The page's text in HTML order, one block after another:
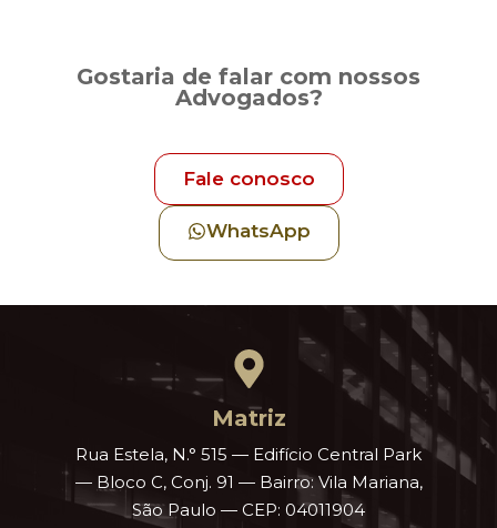
Gostaria de falar com nossos
Advogados?
Fale conosco
WhatsApp
Matriz
Rua Estela, N.° 515 — Edifício Central Park
— Bloco C, Conj. 91 — Bairro: Vila Mariana,
São Paulo — CEP: 04011904